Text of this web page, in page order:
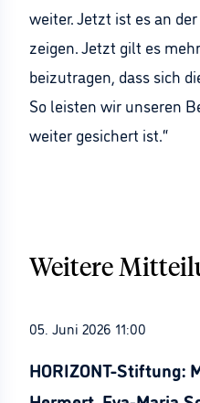
weiter. Jetzt ist es an
zeigen. Jetzt gilt es
beizutragen, dass sich
So leisten wir unseren
weiter gesichert ist.“
Weitere
05. Juni 2026 11:00
HORIZONT-Stiftung: